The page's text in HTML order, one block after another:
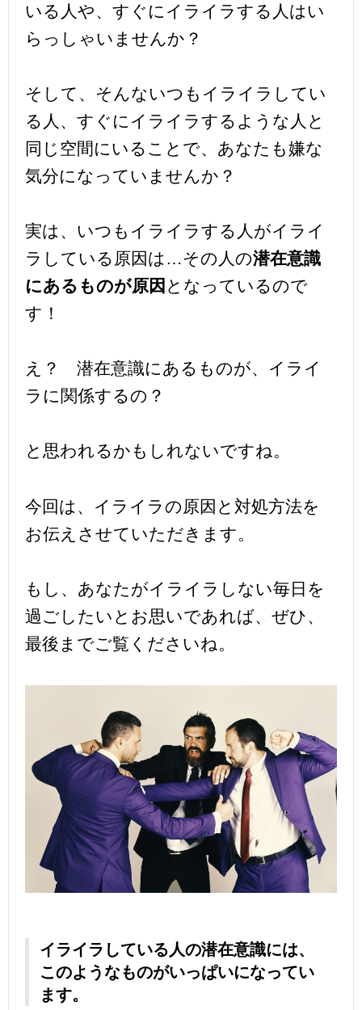
いる人や、すぐにイライラする人はい
らっしゃいませんか？
そして、そんないつもイライラしてい
る人、すぐにイライラするような人と
同じ空間にいることで、あなたも嫌な
気分になっていませんか？
実は、いつもイライラする人がイライ
ラしている原因は…その人の潜在意識
にあるものが原因 となっているので
す！
え？ 潜在意識にあるものが、イライ
ラに関係するの？
と思われるかもしれないですね。
今回は、イライラの原因と対処方法を
お伝えさせていただきます。
もし、あなたがイライラしない毎日を
過ごしたいとお思いであれば、ぜひ、
最後までご覧くださいね。
イライラしている人の潜在意識には、
このようなものがいっぱいになってい
ます。